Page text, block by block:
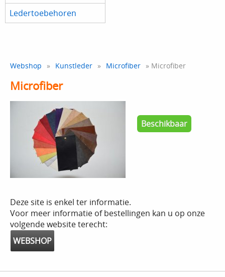
Ledertoebehoren
Webshop » Kunstleder » Microfiber » Microfiber
Microfiber
Beschikbaar
Deze site is enkel ter informatie.
Voor meer informatie of bestellingen kan u op onze
volgende website terecht:
WEBSHOP